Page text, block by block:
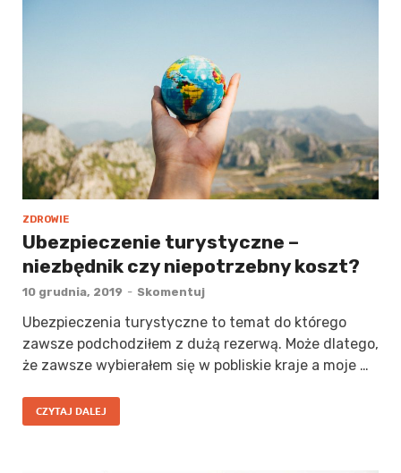
ZDROWIE
Ubezpieczenie turystyczne –
niezbędnik czy niepotrzebny koszt?
10 grudnia, 2019 - Skomentuj
Ubezpieczenia turystyczne to temat do którego
zawsze podchodziłem z dużą rezerwą. Może dlatego,
że zawsze wybierałem się w pobliskie kraje a moje …
CZYTAJ DALEJ